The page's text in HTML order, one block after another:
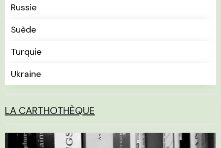
Russie
Suède
Turquie
Ukraine
LA CARTHOTHÈQUE